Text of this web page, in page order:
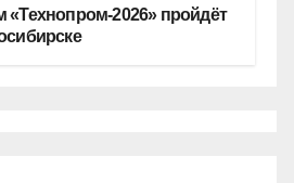
«Технопром-2026» пройдёт